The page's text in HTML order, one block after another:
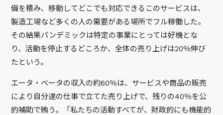
備を積み、移動してどこでも対応できるこのサービスは、
製造工場など多くの人の需要がある場所でフル稼働した。
その結果パンデミックは特定の事業にとっては好機とな
り、活動を停止するどころか、全体の売り上げは20％伸び
たという。
エータ・ベータの収入の約60％は、サービスや商品の販売
により自分達の仕事で立てた売り上げで、残りの40％を公
的補助で賄う。「私たちの活動すべてが、財政的にも機能的